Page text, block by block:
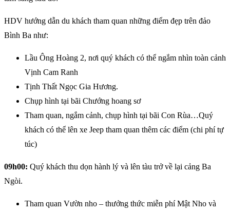
HDV hướng dẫn du khách tham quan những điểm đẹp trên đảo
Bình Ba như:
Lầu Ông Hoàng 2, nơi quý khách có thể ngắm nhìn toàn cảnh
Vịnh Cam Ranh
Tịnh Thất Ngọc Gia Hương.
Chụp hình tại bãi Chướng hoang sơ
Tham quan, ngắm cảnh, chụp hình tại bãi Con Rùa…Quý
khách có thể lên xe Jeep tham quan thêm các điểm (chi phí tự
túc)
09h00: Quý khách thu dọn hành lý và lên tàu trở về lại cảng Ba
Ngòi.
Tham quan Vườn nho – thưởng thức miễn phí Mật Nho và